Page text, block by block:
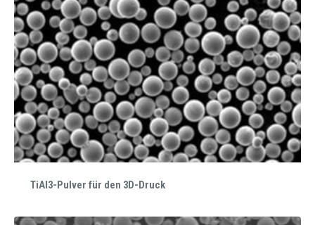
TiAl3-Pulver für den 3D-Druck